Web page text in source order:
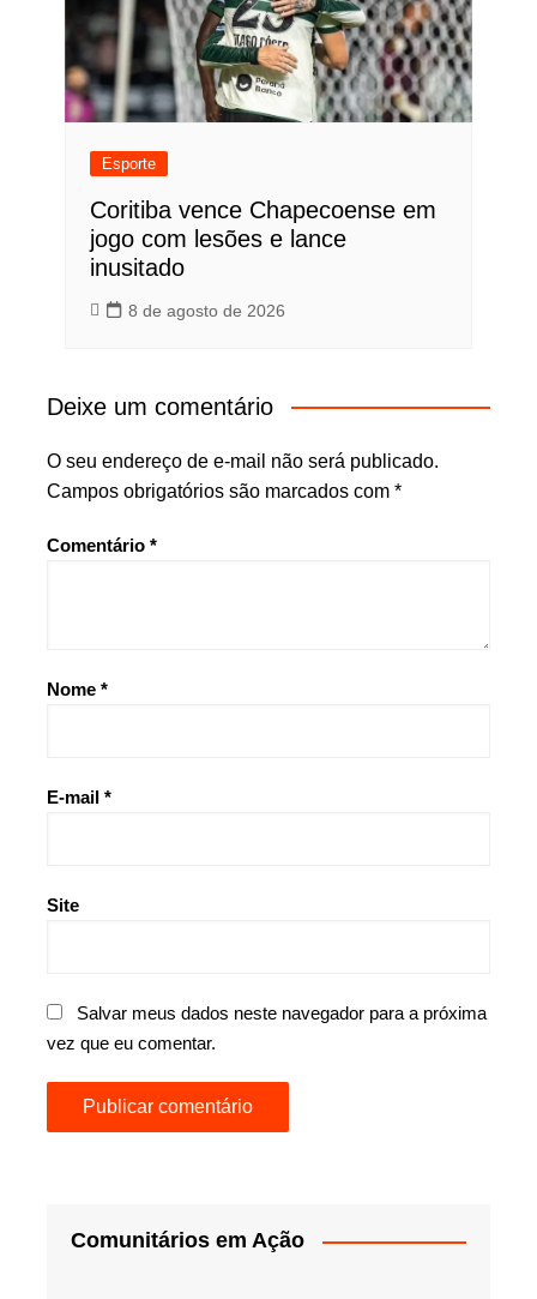
Esporte
Coritiba vence Chapecoense em
jogo com lesões e lance
inusitado
8 de agosto de 2026
Deixe um comentário
O seu endereço de e-mail não será publicado.
Campos obrigatórios são marcados com *
Comentário *
Nome *
E-mail *
Site
Salvar meus dados neste navegador para a próxima
vez que eu comentar.
Comunitários em Ação